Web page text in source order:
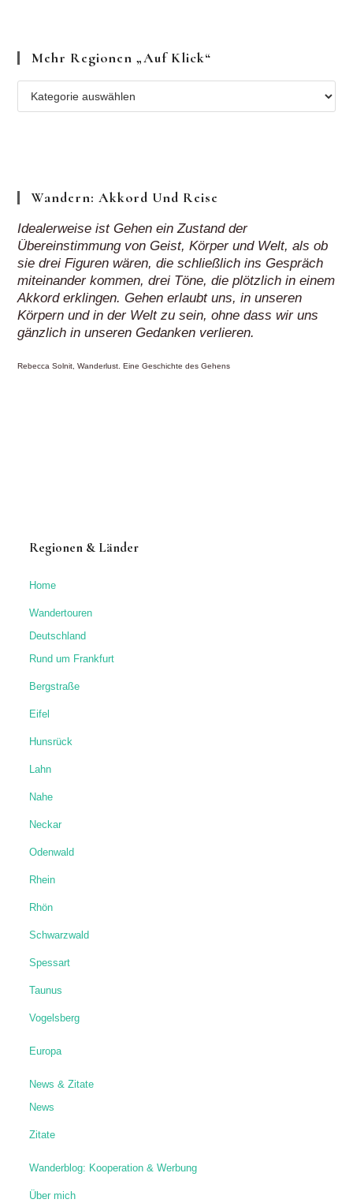
Mehr Regionen „auf Klick“
Regionen
Wandern: Akkord Und Reise
Idealerweise ist Gehen ein Zustand der
Übereinstimmung von Geist, Körper und Welt, als ob
sie drei Figuren wären, die schließlich ins Gespräch
miteinander kommen, drei Töne, die plötzlich in einem
Akkord erklingen. Gehen erlaubt uns, in unseren
Körpern und in der Welt zu sein, ohne dass wir uns
gänzlich in unseren Gedanken verlieren.
Rebecca Solnit, Wanderlust. Eine Geschichte des Gehens
Regionen & Länder
Home
Wandertouren
Deutschland
Rund um Frankfurt
Bergstraße
Eifel
Hunsrück
Lahn
Nahe
Neckar
Odenwald
Rhein
Rhön
Schwarzwald
Spessart
Taunus
Vogelsberg
Europa
News & Zitate
News
Zitate
Wanderblog: Kooperation & Werbung
Über mich